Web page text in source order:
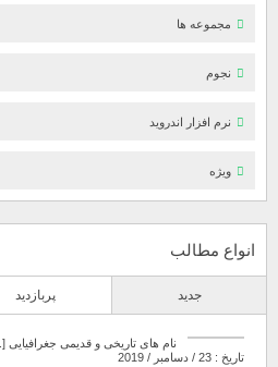
مجموعه ها
نجوم
نرم افزار اندروید
ویژه
انواع مطالب
جدید پربازدید
نام های تاریخی و قدیمی جغرافیایی
تاریخ : 23 / دسامبر / 2019